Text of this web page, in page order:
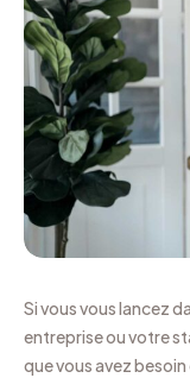
Si vous vous lancez
entreprise ou votre
que vous avez